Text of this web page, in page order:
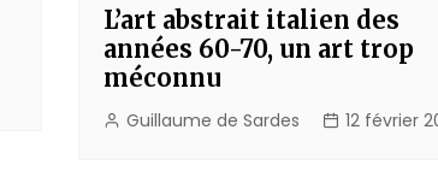
L’art abstrait italien des
années 60-70, un art trop
méconnu
Guillaume de Sardes 12 février